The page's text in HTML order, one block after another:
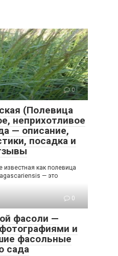
0
(Полевица
неприхотливое
— описание,
посадка и
известная как полевица
— это
0
фасоли —
и
фасольные
сада